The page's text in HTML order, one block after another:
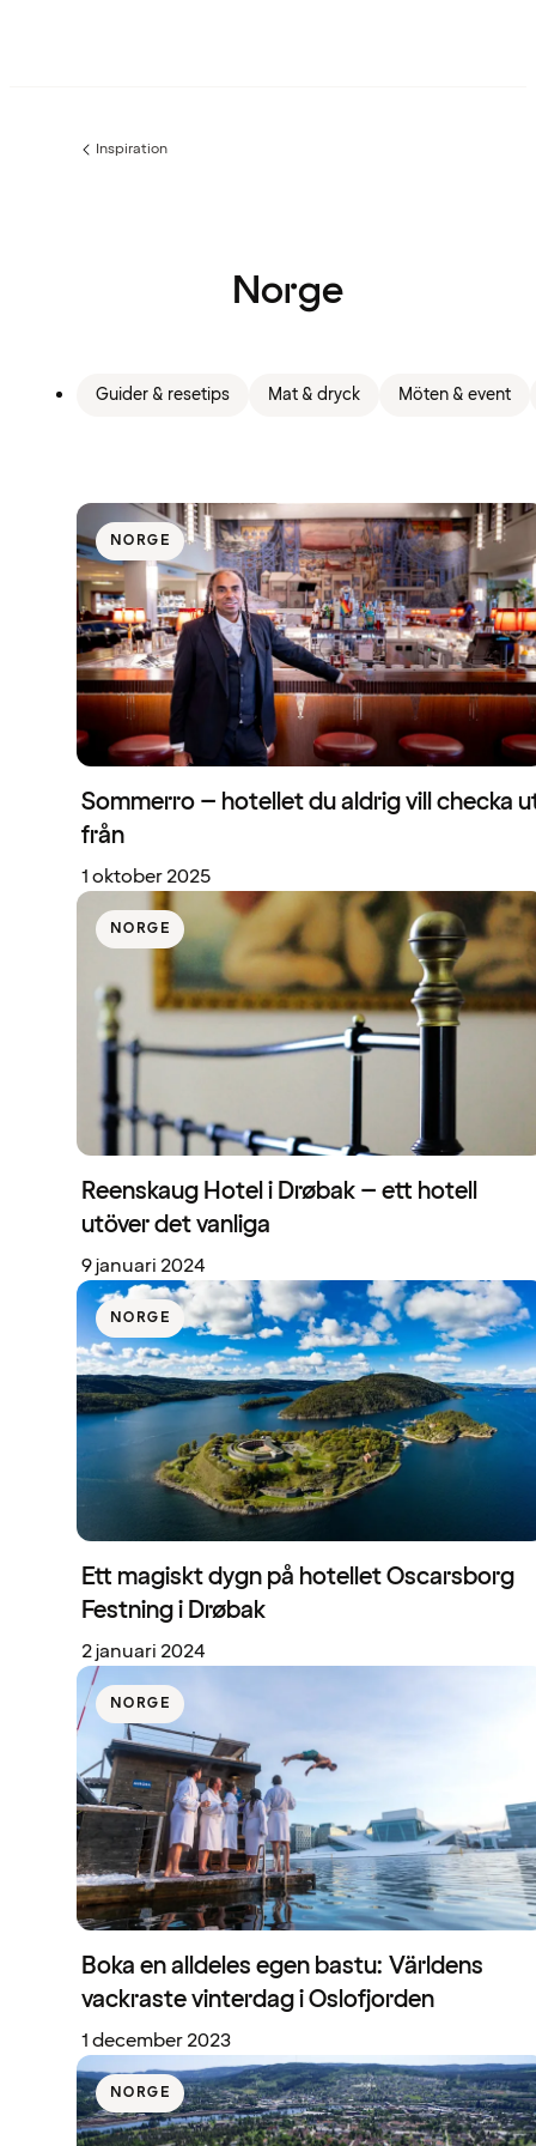
Föregående
Inspiration
Norge
Guider & resetips Mat & dryck Möten & event
NORGE
Sommerro – hotellet du aldrig vill checka
från
1 oktober 2025
NORGE
Reenskaug Hotel i Drøbak – ett hotell
utöver det vanliga
9 januari 2024
NORGE
Ett magiskt dygn på hotellet Oscarsborg
Festning i Drøbak
2 januari 2024
NORGE
Boka en alldeles egen bastu: Världens
vackraste vinterdag i Oslofjorden
1 december 2023
NORGE